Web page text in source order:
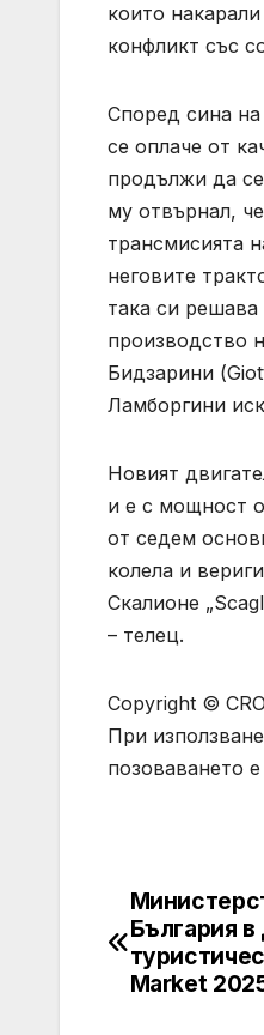
които
конфликт със
Според сина
се оплаче от
продължи да
му отвърнал,
трансмисията
неговите
така си
производство
Бидзарини
Ламборгини
Новият
и е с мощност
от седем
колела и
Скалионе
– телец.
Copyright ©
При
позоваването
Post
България
Market